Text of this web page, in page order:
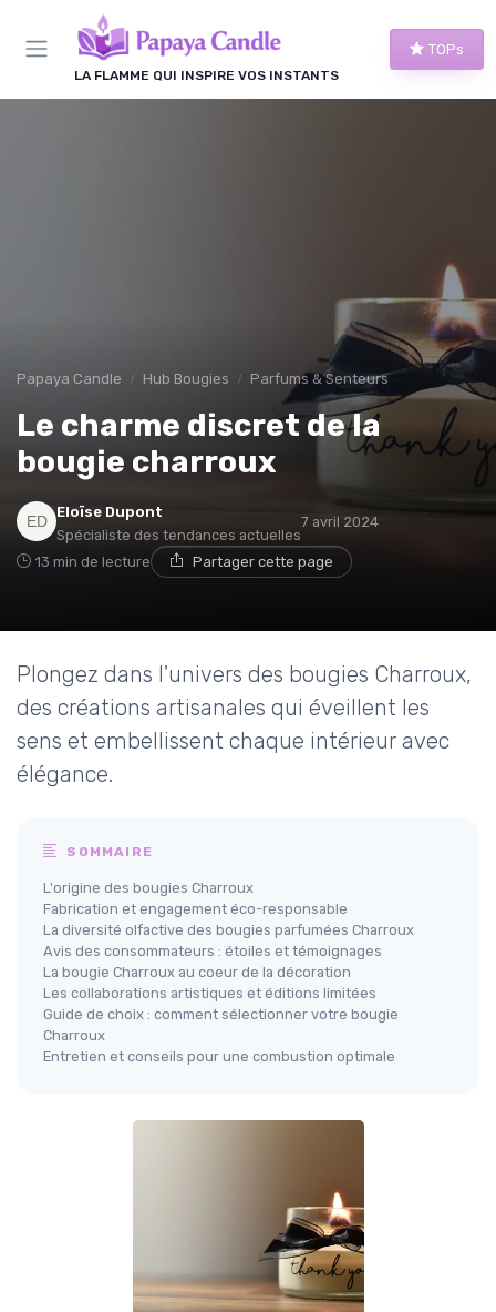
LA FLAMME QUI INSPIRE VOS INSTANTS
TOPs
Papaya Candle Hub Bougies Parfums & Senteurs
Le charme discret de la
bougie charroux
Eloïse Dupont
Spécialiste des tendances actuelles
7 avril 2024
13 min de lecture Partager cette page
Plongez dans l'univers des bougies Charroux,
des créations artisanales qui éveillent les
sens et embellissent chaque intérieur avec
élégance.
SOMMAIRE
L'origine des bougies Charroux
Fabrication et engagement éco-responsable
La diversité olfactive des bougies parfumées Charroux
Avis des consommateurs : étoiles et témoignages
La bougie Charroux au coeur de la décoration
Les collaborations artistiques et éditions limitées
Guide de choix : comment sélectionner votre bougie
Charroux
Entretien et conseils pour une combustion optimale
Panneau de gestion des cookies